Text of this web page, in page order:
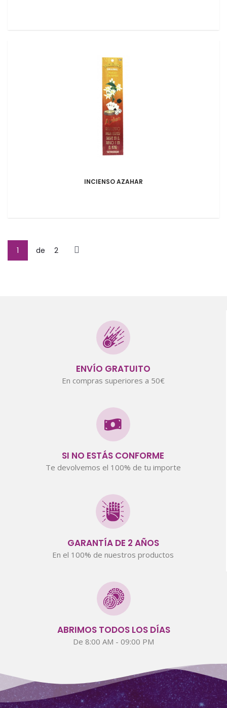
INCIENSO AZAHAR
1 de 2
ENVÍO GRATUITO
En compras superiores a 50€
SI NO ESTÁS CONFORME
Te devolvemos el 100% de tu importe
GARANTÍA DE 2 AÑOS
En el 100% de nuestros productos
ABRIMOS TODOS LOS DÍAS
De 8:00 AM - 09:00 PM